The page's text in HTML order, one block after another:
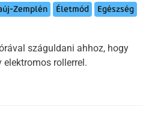
Zemplén Életmód
Egészség
száguldani ahhoz, hogy
rollerrel.